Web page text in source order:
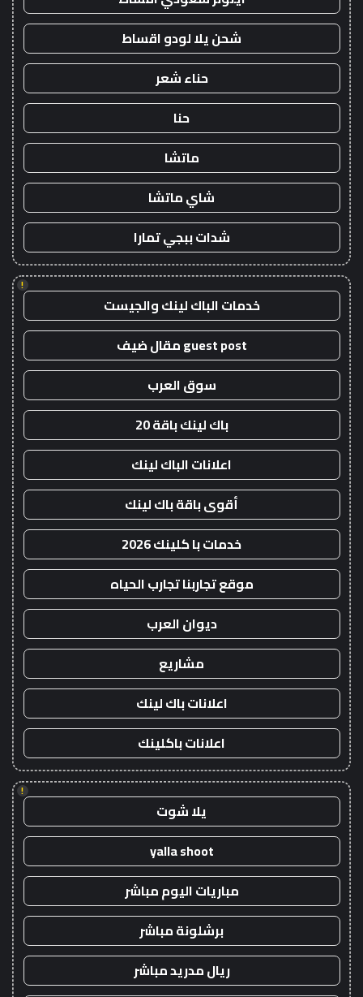
شحن يلا لودو اقساط
حناء شعر
حنا
ماتشا
شاي ماتشا
شدات ببجي تمارا
!
خدمات الباك لينك والجيست
guest post مقال ضيف
سوق العرب
باك لينك باقة 20
اعلانات الباك لينك
أقوى باقة باك لينك
خدمات با كلينك 2026
موقع تجاربنا تجارب الحياه
ديوان العرب
مشاريع
اعلانات باك لينك
اعلانات باكلينك
!
يلا شوت
yalla shoot
مباريات اليوم مباشر
برشلونة مباشر
ريال مدريد مباشر